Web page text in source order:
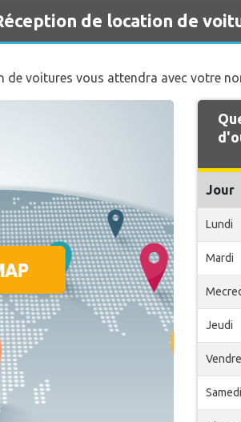
de location de
voitures vous attendra avec votre
Jour
Lundi
Mardi
Jeudi
Samedi